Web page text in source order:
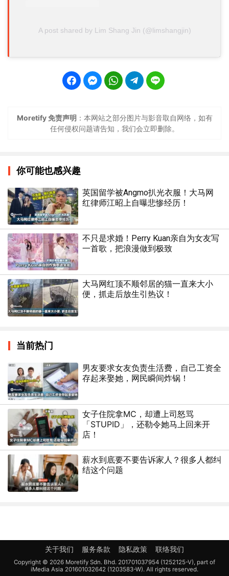
A post shared by Lim Shang Jin (@limshangjin)
Moretify 免责声明 ：本网站之部分图片与影音取自网络，如有
任何侵权问题请告知，我们会立即删除。
你可能也感兴趣
英国留学被Angmo扒光衣服！大马网
红律师江昭上自曝悲惨经历！
不只是求婚！Perry Kuan亲自为女友写
一首歌，把浪漫做到极致
大马网红顶不顺邻居的猫一直来大小
便，抓走后放生引热议！
当前热门
男友要求女友负责生活费，自己工资全
存起来娶她，网民瞬间炸锅！
女子住院拿MC，却遭上司怒骂
「STUPID」，还勒令她马上回来开
店！
薪水到底要不要告诉家人？很多人都纠
结这个问题
关于我们 服务条款 隐私政策 联络我们
Copyright © 2026 Moretify Sdn. Bhd. 201701037954 (1252125-V), part of
iMedia Asia 201601032642 (1203583-W). All rights reserved.